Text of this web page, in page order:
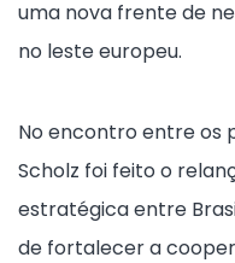
uma nova frente de
no leste europeu.
No encontro entre os
Scholz foi feito o
estratégica entre
de fortalecer a